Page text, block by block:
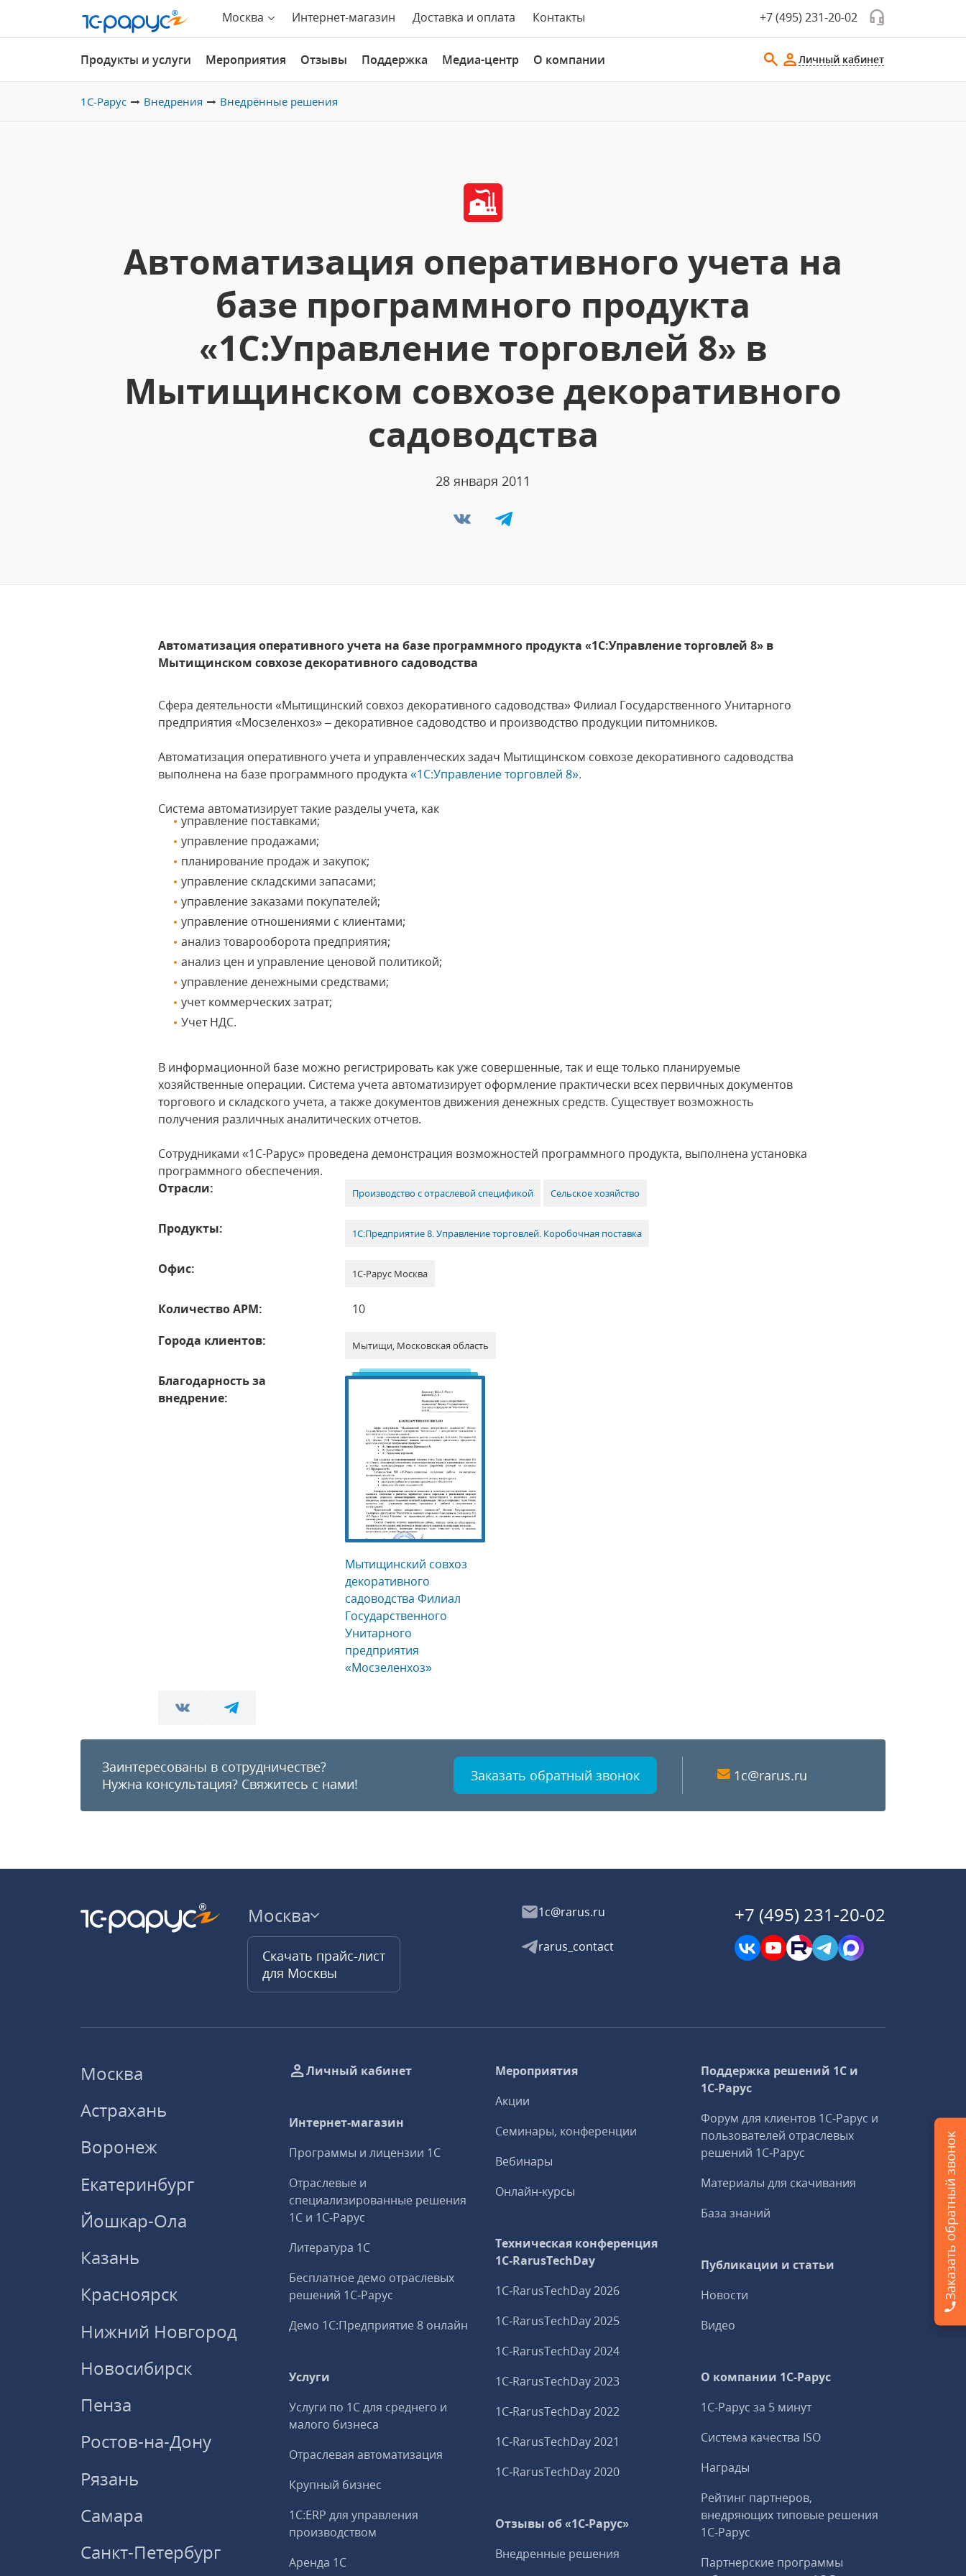
Москва Интернет-магазин Доставка и оплата Контакты +7 (495) 231-20-02
Продукты и услуги Мероприятия Отзывы Поддержка Медиа-центр О компании Личный кабинет
1С-Рарус Внедрения Внедрённые решения
Автоматизация оперативного учета на
базе программного продукта
«1С:Управление торговлей 8» в
Мытищинском совхозе декоративного
садоводства
28 января 2011
Автоматизация оперативного учета на базе программного продукта «1С:Управление торговлей 8» в
Мытищинском совхозе декоративного садоводства
Сфера деятельности «Мытищинский совхоз декоративного садоводства» Филиал Государственного Унитарного
предприятия «Мосзеленхоз» – декоративное садоводство и производство продукции питомников.
Автоматизация оперативного учета и управленческих задач Мытищинском совхозе декоративного садоводства
выполнена на базе программного продукта«1С:Управление торговлей 8».
Система автоматизирует такие разделы учета, как
управление поставками;
управление продажами;
планирование продаж и закупок;
управление складскими запасами;
управление заказами покупателей;
управление отношениями с клиентами;
анализ товарооборота предприятия;
анализ цен и управление ценовой политикой;
управление денежными средствами;
учет коммерческих затрат;
Учет НДС.
В информационной базе можно регистрировать как уже совершенные, так и еще только планируемые
хозяйственные операции. Система учета автоматизирует оформление практически всех первичных документов
торгового и складского учета, а также документов движения денежных средств. Существует возможность
получения различных аналитических отчетов.
Сотрудниками «1С-Рарус» проведена демонстрация возможностей программного продукта, выполнена установка
программного обеспечения.
Отрасли:
Производство с отраслевой спецификой Сельское хозяйство
Продукты: 1С:Предприятие 8. Управление торговлей. Коробочная поставка
Офис: 1С-Рарус Москва
Количество АРМ:
10
Города клиентов:
Мытищи, Московская область
Благодарность за
внедрение:
Мытищинский совхоз
декоративного
садоводства Филиал
Государственного
Унитарного
предприятия
«Мосзеленхоз»
Заинтересованы в сотрудничестве?
Нужна консультация? Свяжитесь с нами! Заказать обратный звонок 1c@rarus.ru
Москва
Скачать прайс-лист
для Москвы
1c@rarus.ru
rarus_contact
+7 (495) 231-20-02
Москва
Астрахань
Воронеж
Екатеринбург
Йошкар-Ола
Казань
Красноярск
Нижний Новгород
Новосибирск
Пенза
Ростов-на-Дону
Рязань
Самара
Санкт-Петербург
Личный кабинет
Интернет-магазин
Программы и лицензии 1С
Отраслевые и
специализированные решения
1С и 1С‑Рарус
Литература 1С
Бесплатное демо отраслевых
решений 1С‑Рарус
Демо 1С:Предприятие 8 онлайн
Услуги
Услуги по 1С для среднего и
малого бизнеса
Отраслевая автоматизация
Крупный бизнес
1С:ERP для управления
производством
Аренда 1С
Мероприятия
Акции
Семинары, конференции
Вебинары
Онлайн-курсы
Техническая конференция
1C‑RarusTechDay
1C‑RarusTechDay 2026
1C‑RarusTechDay 2025
1C‑RarusTechDay 2024
1C‑RarusTechDay 2023
1C‑RarusTechDay 2022
1C‑RarusTechDay 2021
1C‑RarusTechDay 2020
Отзывы об «1С-Рарус»
Внедренные решения
Поддержка решений 1С и
1С‑Рарус
Форум для клиентов 1С‑Рарус и
пользователей отраслевых
решений 1С‑Рарус
Материалы для скачивания
База знаний
Публикации и статьи
Новости
Видео
О компании 1C-Рарус
1С-Рарус за 5 минут
Система качества ISO
Награды
Рейтинг партнеров,
внедряющих типовые решения
1С‑Рарус
Партнерские программы
Заказать обратный звонок